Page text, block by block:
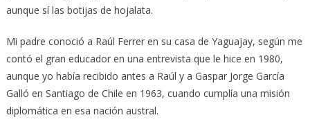
aunque sí las botijas de hojalata.
Mi padre conoció a Raúl Ferrer en su casa de Yaguajay, según me
contó el gran educador en una entrevista que le hice en 1980,
aunque yo había recibido antes a Raúl y a Gaspar Jorge García
Galló en Santiago de Chile en 1963, cuando cumplía una misión
diplomática en esa nación austral.